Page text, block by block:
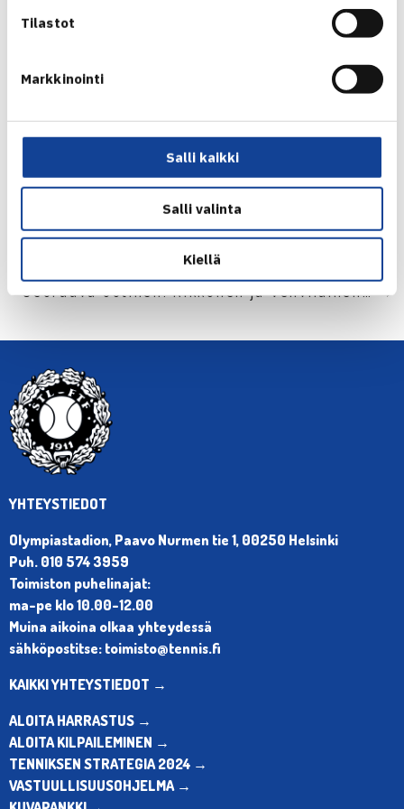
Tilastot
Markkinointi
Salli kaikki
Salli valinta
Kiellä
Jaa:
Seuraava uutinen: Rikkonen ja Vehviläinen… →
YHTEYSTIEDOT
Olympiastadion, Paavo Nurmen tie 1, 00250 Helsinki
Puh. 010 574 3959
Toimiston puhelinajat:
ma-pe klo 10.00-12.00
Muina aikoina olkaa yhteydessä
sähköpostitse: toimisto@tennis.fi
KAIKKI YHTEYSTIEDOT →
ALOITA HARRASTUS →
ALOITA KILPAILEMINEN →
TENNIKSEN STRATEGIA 2024 →
VASTUULLISUUSOHJELMA →